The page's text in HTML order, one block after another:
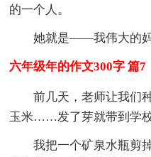
的一个人。
她就是——我伟大的妈
六年级年的作文300字 篇7
前几天，老师让我们
玉米……发了芽就带到学
我把一个矿泉水瓶剪